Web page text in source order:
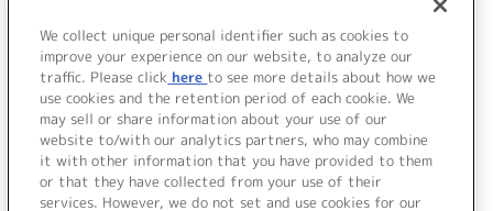
Find My Only Way (Off Vocal)
＜ BACK
We collect unique personal identifier such as cookies to
improve your experience on our website, to analyze our
traffic. Please click here to see more details about how we
use cookies and the retention period of each cookie. We
may sell or share information about your use of our
website to/with our analytics partners, who may combine
it with other information that you have provided to them
or that they have collected from your use of their
services. However, we do not set and use cookies for our